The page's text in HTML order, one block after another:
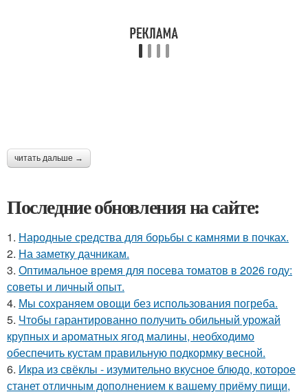
читать дальше →
Последние обновления на сайте:
1. Народные средства для борьбы с камнями в почках.
2. На заметку дачникам.
3. Оптимальное время для посева томатов в 2026 году:
советы и личный опыт.
4. Мы сохраняем овощи без использования погреба.
5. Чтобы гарантированно получить обильный урожай
крупных и ароматных ягод малины, необходимо
обеспечить кустам правильную подкормку весной.
6. Икра из свёклы - изумительно вкусное блюдо, которое
станет отличным дополнением к вашему приёму пищи,